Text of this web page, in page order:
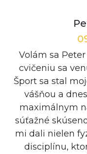
Volám sa
cvičeniu sa
Šport sa stal
vášňou a
maximálnym
súťažné
mi dali nielen
disciplínu,